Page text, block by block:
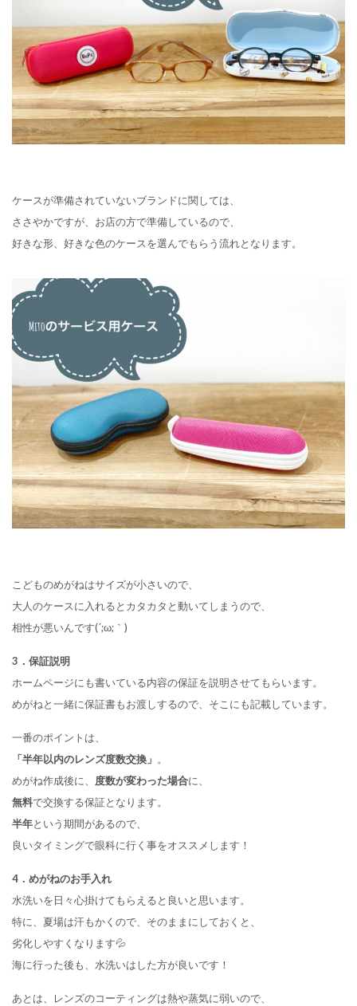
ケースが準備されていないブランドに関しては、
ささやかですが、お店の方で準備しているので、
好きな形、好きな色のケースを選んでもらう流れとなります。
こどものめがねはサイズが小さいので、
大人のケースに入れるとカタカタと動いてしまうので、
相性が悪いんです(´;ω;｀)
3．保証説明
ホームページにも書いている内容の保証を説明させてもらいます。
めがねと一緒に保証書もお渡しするので、そこにも記載しています。
一番のポイントは、
「半年以内のレンズ度数交換」 。
めがね作成後に、 度数が変わった場合に、
無料で交換する保証となります。
半年という期間があるので、
良いタイミングで眼科に行く事をオススメします！
4．めがねのお手入れ
水洗いを日々心掛けてもらえると良いと思います。
特に、夏場は汗もかくので、そのままにしておくと、
劣化しやすくなります💦
海に行った後も、水洗いはした方が良いです！
あとは、レンズのコーティングは熱や蒸気に弱いので、